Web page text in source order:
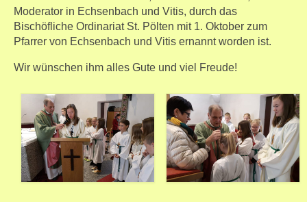
Moderator in Echsenbach und Vitis, durch das
Bischöfliche Ordinariat St. Pölten mit 1. Oktober zum
Pfarrer von Echsenbach und Vitis ernannt worden ist.
Wir wünschen ihm alles Gute und viel Freude!